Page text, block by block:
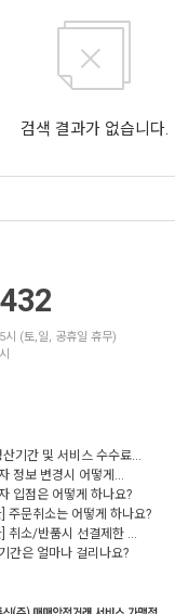
검색 결과가 없습니다.
시 (토,일, 공휴일 휴무)
기간 및 서비스 수수료...
정보 변경시 어떻게...
입점은 어떻게 하나요?
주문취소는 어떻게 하나요?
취소/반품시 선결제한 ...
간은 얼마나 걸리나요?